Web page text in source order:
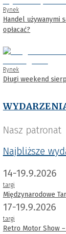
Rynek
Handel używanymi
opłacać?
Rynek
Długi weekend
Nasz patronat
Najbliższe
14-19.9.2026
targi
Międzynarodowe
17-19.9.2026
targi
Retro Motor Show